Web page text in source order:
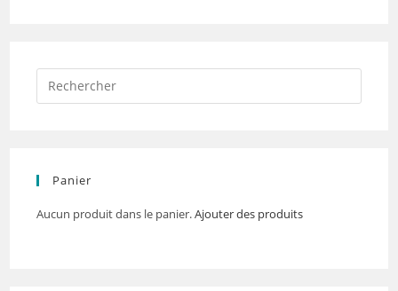
Panier
Aucun produit dans le panier.Ajouter des produits